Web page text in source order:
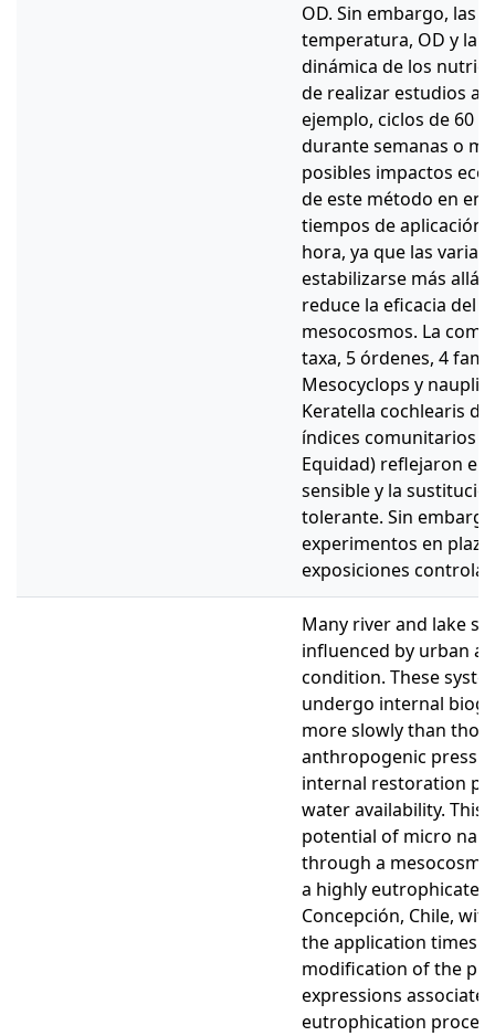
OD. Sin embargo, las
temperatura, OD y la
dinámica de los
de realizar estudios a
ejemplo, ciclos de 60
durante semanas o
posibles impactos
de este método en
tiempos de aplicación
hora, ya que las
estabilizarse más allá
reduce la eficacia del
mesocosmos. La
taxa, 5 órdenes, 4
Mesocyclops y
Keratella cochlearis
índices comunitarios
Equidad) reflejaron el
sensible y la
tolerante. Sin
experimentos en
exposiciones
Many river and lake
influenced by urban
condition. These
undergo internal
more slowly than
anthropogenic
internal restoration
water availability. This
potential of micro
through a mesocosm
a highly
Concepción, Chile,
the application times
modification of the
expressions
eutrophication